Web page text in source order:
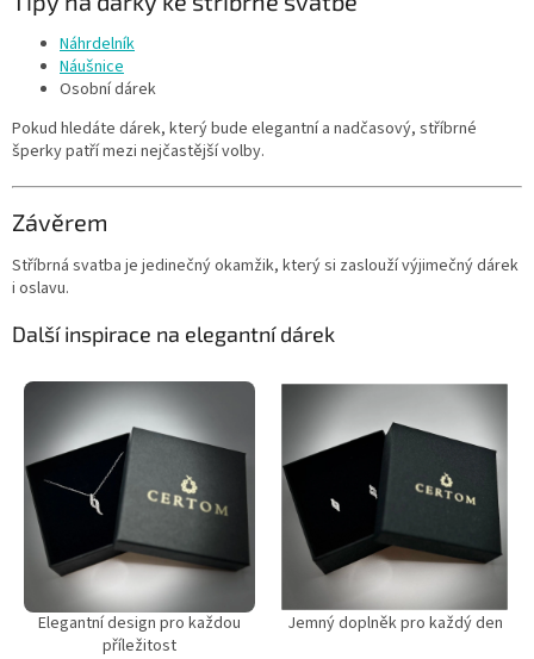
Náhrdelník
Náušnice
Osobní dárek
Pokud hledáte dárek, který bude elegantní a nadčasový, stříbrné
šperky patří mezi nejčastější volby.
Závěrem
Stříbrná svatba je jedinečný okamžik, který si zaslouží výjimečný dárek
i oslavu.
Další inspirace na elegantní dárek
Elegantní design pro každou
příležitost
Jemný doplněk pro každý den